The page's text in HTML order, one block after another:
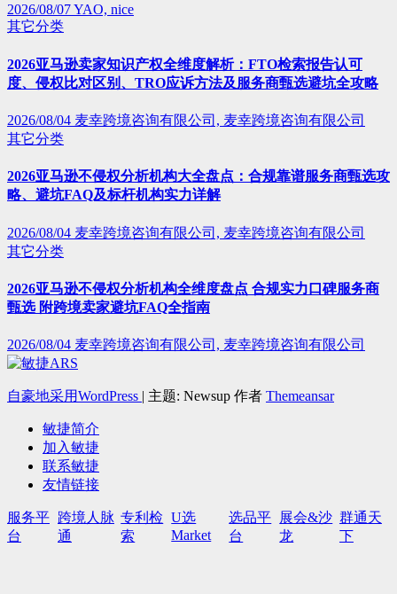
2026/08/07YAO, nice
其它分类
2026亚马逊卖家知识产权全维度解析：FTO检索报告认可
度、侵权比对区别、TRO应诉方法及服务商甄选避坑全攻略
2026/08/04 麦幸跨境咨询有限公司, 麦幸跨境咨询有限公司
其它分类
2026亚马逊不侵权分析机构大全盘点：合规靠谱服务商甄选攻
略、避坑FAQ及标杆机构实力详解
2026/08/04 麦幸跨境咨询有限公司, 麦幸跨境咨询有限公司
其它分类
2026亚马逊不侵权分析机构全维度盘点 合规实力口碑服务商
甄选 附跨境卖家避坑FAQ全指南
2026/08/04 麦幸跨境咨询有限公司, 麦幸跨境咨询有限公司
自豪地采用WordPress | 主题: Newsup 作者 Themeansar
敏捷简介
加入敏捷
联系敏捷
友情链接
服务平
台
跨境人脉
通
专利检
索
U选
Market
选品平
台
展会&沙
龙
群通天
下